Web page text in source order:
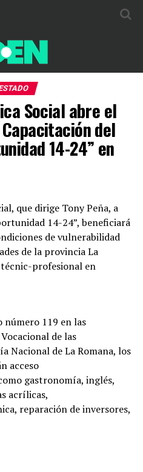
Social abre el
del
14-24” en
que dirige Tony Peña, a
14-24”, beneficiará
de vulnerabilidad
de la provincia La
profesional en
119 en las
de las
Nacional de La Romana, los
acceso
gastronomía, inglés,
acrílicas,
reparación de inversores,